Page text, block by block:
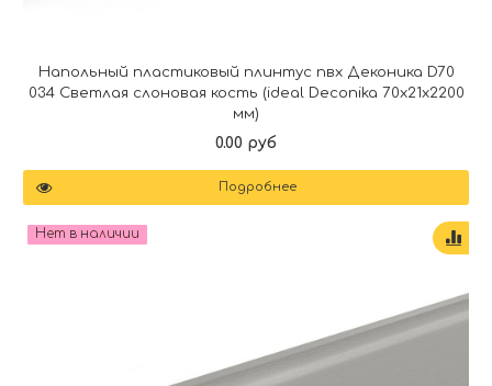
Напольный пластиковый плинтус пвх Деконика D70
034 Светлая слоновая кость (ideal Deconika 70х21х2200
мм)
0.00 руб
Подробнее
Нет в наличии